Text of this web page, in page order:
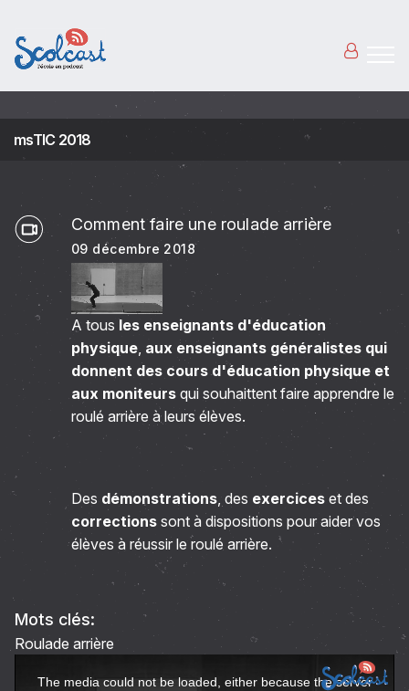
msTIC 2018
Comment faire une roulade arrière
09 décembre 2018
A tous les enseignants d'éducation
physique, aux enseignants généralistes qui
donnent des cours d'éducation physique et
aux moniteurs qui souhaittent faire apprendre le
roulé arrière à leurs élèves.
Des démonstrations, des exercices et des
corrections sont à dispositions pour aider vos
élèves à réussir le roulé arrière.
Mots clés:
Roulade arrière
The media could not be loaded, either because the server